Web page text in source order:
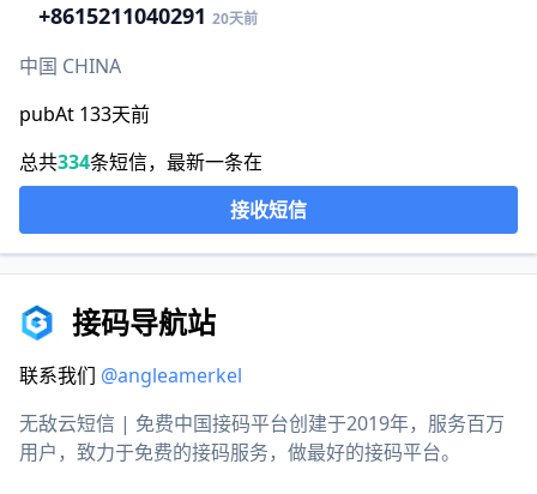
+8615211040291 20天前
中国 CHINA
pubAt 133天前
总共334条短信，最新一条在
接收短信
接码导航站
联系我们 @angleamerkel
无敌云短信 | 免费中国接码平台创建于2019年，服务百万
用户，致力于免费的接码服务，做最好的接码平台。